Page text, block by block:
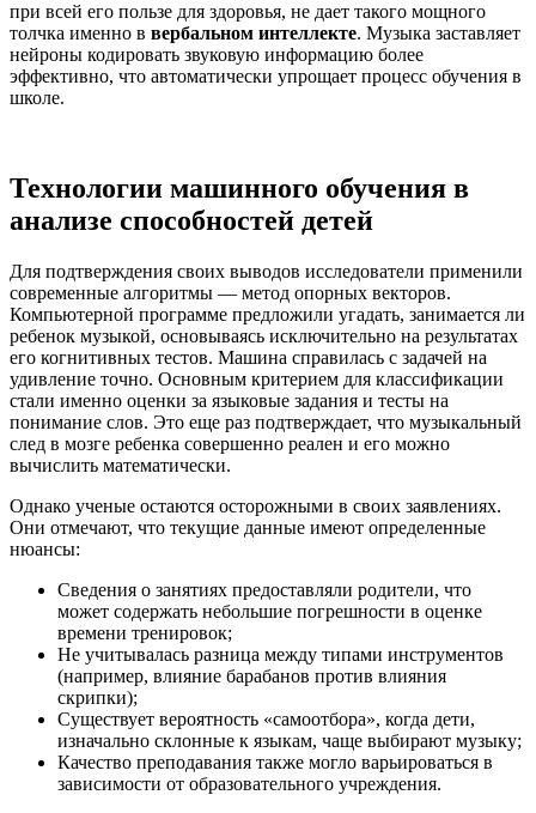
при всей его пользе для здоровья, не дает такого мощного
толчка именно в вербальном интеллекте. Музыка заставляет
нейроны кодировать звуковую информацию более
эффективно, что автоматически упрощает процесс обучения в
школе.
Технологии машинного обучения в
анализе способностей детей
Для подтверждения своих выводов исследователи применили
современные алгоритмы — метод опорных векторов.
Компьютерной программе предложили угадать, занимается ли
ребенок музыкой, основываясь исключительно на результатах
его когнитивных тестов. Машина справилась с задачей на
удивление точно. Основным критерием для классификации
стали именно оценки за языковые задания и тесты на
понимание слов. Это еще раз подтверждает, что музыкальный
след в мозге ребенка совершенно реален и его можно
вычислить математически.
Однако ученые остаются осторожными в своих заявлениях.
Они отмечают, что текущие данные имеют определенные
нюансы:
Сведения о занятиях предоставляли родители, что
может содержать небольшие погрешности в оценке
времени тренировок;
Не учитывалась разница между типами инструментов
(например, влияние барабанов против влияния
скрипки);
Существует вероятность «самоотбора», когда дети,
изначально склонные к языкам, чаще выбирают музыку;
Качество преподавания также могло варьироваться в
зависимости от образовательного учреждения.